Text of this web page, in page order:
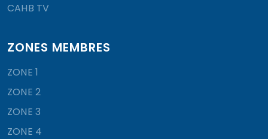
CAHB TV
ZONES MEMBRES
ZONE 1
ZONE 2
ZONE 3
ZONE 4